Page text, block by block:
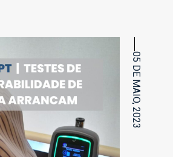
05 DE MAIO, 2023